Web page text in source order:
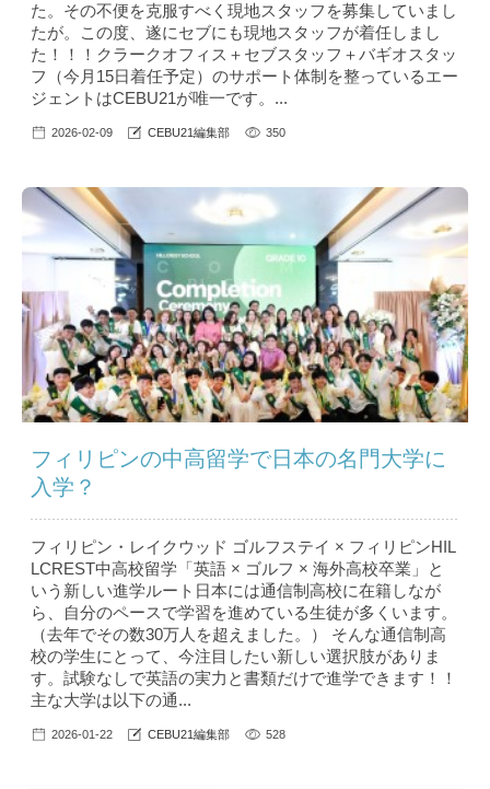
た。その不便を克服すべく現地スタッフを募集していまし
たが。この度、遂にセブにも現地スタッフが着任しまし
た！！！クラークオフィス＋セブスタッフ＋バギオスタッ
フ（今月15日着任予定）のサポート体制を整っているエー
ジェントはCEBU21が唯一です。...
2026-02-09 CEBU21編集部 350
フィリピンの中高留学で日本の名門大学に
入学？
フィリピン・レイクウッド ゴルフステイ × フィリピンHIL
LCREST中高校留学「英語 × ゴルフ × 海外高校卒業」と
いう新しい進学ルート日本には通信制高校に在籍しなが
ら、自分のペースで学習を進めている生徒が多くいます。
（去年でその数30万人を超えました。） そんな通信制高
校の学生にとって、今注目したい新しい選択肢がありま
す。試験なしで英語の実力と書類だけで進学できます！！
主な大学は以下の通...
2026-01-22 CEBU21編集部 528